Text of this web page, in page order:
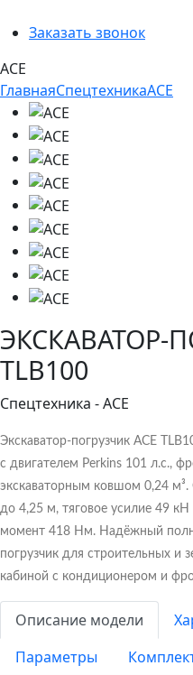
Заказать звонок
ACE
ГлавнаяСпецтехникаACE
ЭКСКАВАТОР-
TLB100
Спецтехника - ACE
Экскаватор-погрузчик ACE
с двигателем Perkins 101 л.с.,
экскаваторным ковшом 0,24 м³.
до 4,25 м, тяговое усилие 49 кН
момент 418 Нм. Надёжный
погрузчик для строительных и
кабиной с кондиционером и
Описание модели
Параметры